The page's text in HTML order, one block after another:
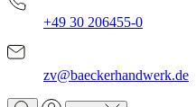
+49 30 206455-0
zv@baeckerhandwerk.de